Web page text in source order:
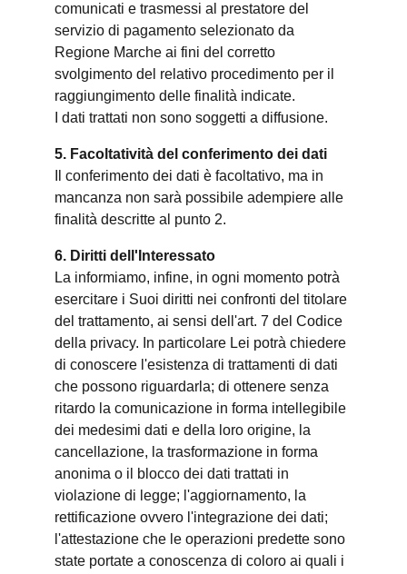
comunicati e trasmessi al prestatore del
servizio di pagamento selezionato da
Regione Marche ai fini del corretto
svolgimento del relativo procedimento per il
raggiungimento delle finalità indicate.
I dati trattati non sono soggetti a diffusione.
5. Facoltatività del conferimento dei dati
Il conferimento dei dati è facoltativo, ma in
mancanza non sarà possibile adempiere alle
finalità descritte al punto 2.
6. Diritti dell'Interessato
La informiamo, infine, in ogni momento potrà
esercitare i Suoi diritti nei confronti del titolare
del trattamento, ai sensi dell'art. 7 del Codice
della privacy. In particolare Lei potrà chiedere
di conoscere l'esistenza di trattamenti di dati
che possono riguardarla; di ottenere senza
ritardo la comunicazione in forma intellegibile
dei medesimi dati e della loro origine, la
cancellazione, la trasformazione in forma
anonima o il blocco dei dati trattati in
violazione di legge; l'aggiornamento, la
rettificazione ovvero l'integrazione dei dati;
l'attestazione che le operazioni predette sono
state portate a conoscenza di coloro ai quali i